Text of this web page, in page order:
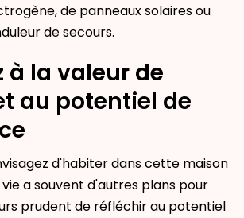
de panneaux solaires ou
de secours.
à la valeur de
au potentiel de
d'habiter dans cette maison
a souvent d'autres plans pour
prudent de réfléchir au potentiel